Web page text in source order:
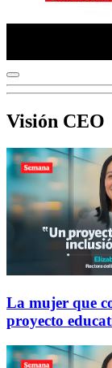
Visión CEO
La mujer que
proyecto